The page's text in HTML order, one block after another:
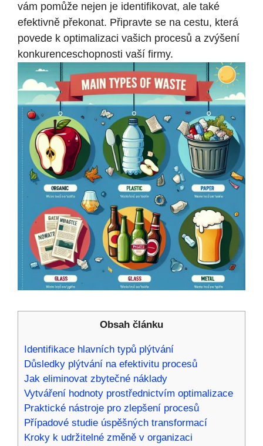
vám pomůže nejen je identifikovat, ale také
efektivně překonat. Připravte se na cestu, která
povede k optimalizaci vašich procesů a zvýšení
konkurenceschopnosti vaší firmy.
Obsah článku
Identifikace hlavních typů plýtvání
Důsledky plýtvání na efektivitu procesů
Jak eliminovat zbytečné náklady
Vytváření hodnoty prostřednictvím optimalizace
Praktické nástroje pro zlepšení procesů
Případové studie úspěšných transformací
Kroky k udržitelné změně v organizaci